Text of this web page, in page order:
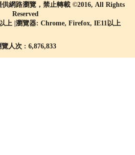
網路瀏覽，禁止轉載 ©2016, All Rights
Reserved
上 |瀏覽器: Chrome, Firefox, IE11以上
覽人次 : 6,876,833